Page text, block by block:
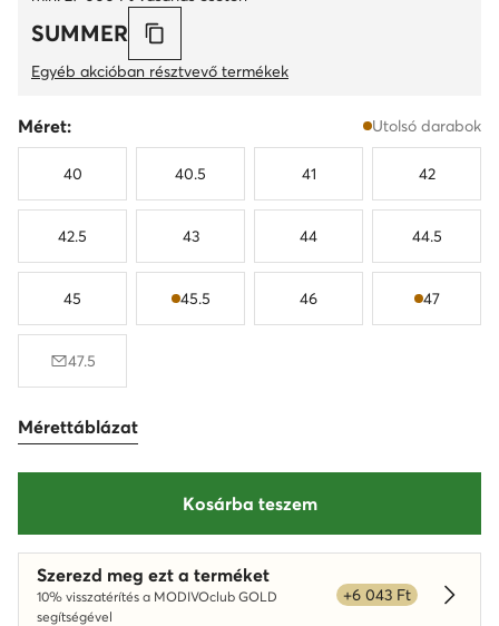
SUMMER
Egyéb akcióban résztvevő termékek
Méret: Utolsó darabok
40 40.5 41 42
42.5 43 44 44.5
45 45.5 46 47
47.5
Mérettáblázat
Kosárba teszem
Szerezd meg ezt a terméket
10% visszatérítés a MODIVOclub GOLD
segítségével
+6 043 Ft